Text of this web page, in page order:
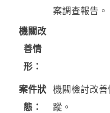
案調查報告。
機關改
善情
形：
案件狀
態：
機關檢討改
蹤。